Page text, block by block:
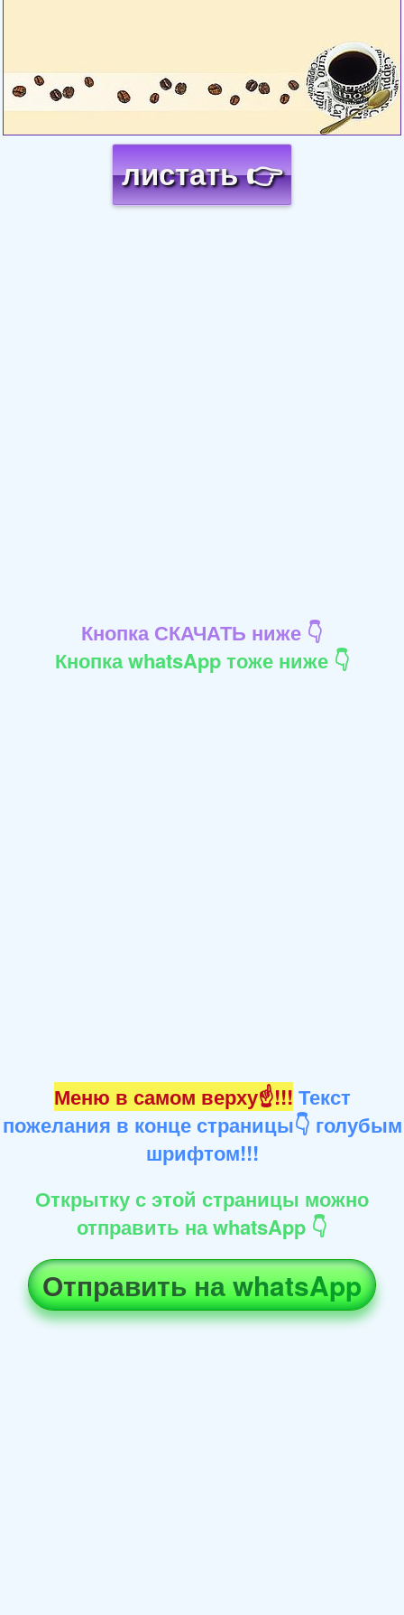
листать 👉
Кнопка СКАЧАТЬ ниже 👇
Кнопка whatsApp тоже ниже 👇
Меню в самом верху☝!!! Текст
пожелания в конце страницы👇 голубым
шрифтом!!!
Открытку с этой страницы можно
отправить на whatsApp 👇
Отправить на whatsApp